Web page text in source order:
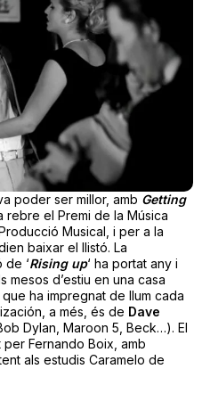
poder ser millor, amb Getting
rebre el Premi de la Música
Musical, i per a la
baixar el llistó. La
‘Rising up‘ ha portat any i
mesos d’estiu en una casa
ha impregnat de llum cada
a més, és de Dave
Dylan, Maroon 5, Beck…). El
Fernando Boix, amb
als estudis Caramelo de